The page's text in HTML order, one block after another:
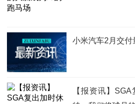
小米汽车2月交付
【报资讯】